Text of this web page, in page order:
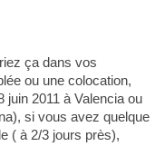
ça dans vos
ou une colocation,
juin 2011 à Valencia ou
si vous avez quelque
( à 2/3 jours près),